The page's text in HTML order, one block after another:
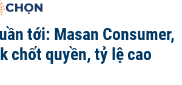
tới: Masan Consumer,
chốt quyền, tỷ lệ cao